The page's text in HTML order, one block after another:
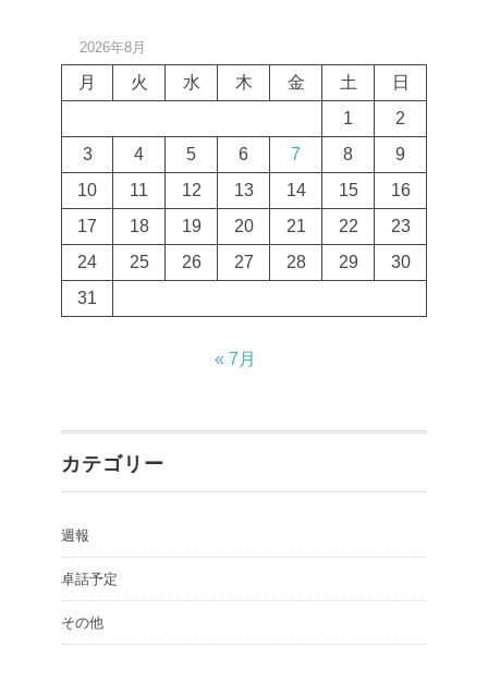
2026年8月
月 火 水 木 金 土
日
1
2
3
4 5 6 7 8
9
10
11 12 13 14 15
16
17
18 19 20 21 22
23
24
25 26 27 28 29
30
31
« 7月
カテゴリー
週報
卓話予定
その他